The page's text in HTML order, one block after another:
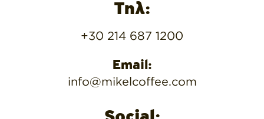
Τηλ:
+30 214 687 1200
Email:
info@mikelcoffee.com